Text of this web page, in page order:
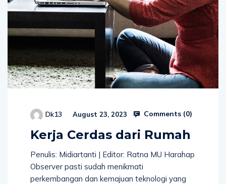
Dk13 August 23, 2023 Comments (0)
Kerja Cerdas dari Rumah
Penulis: Midiartanti | Editor: Ratna MU Harahap
Observer pasti sudah menikmati
perkembangan dan kemajuan teknologi yang